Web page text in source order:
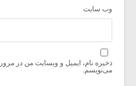
وب‌ سایت
ذخیره نام، ایمیل و وبسایت من در
می‌نویسم.